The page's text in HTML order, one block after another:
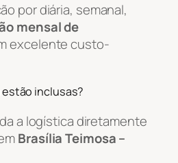
por diária, semanal,
mensal de
excelente custo-
inclusas?
a logística diretamente
Brasília Teimosa –